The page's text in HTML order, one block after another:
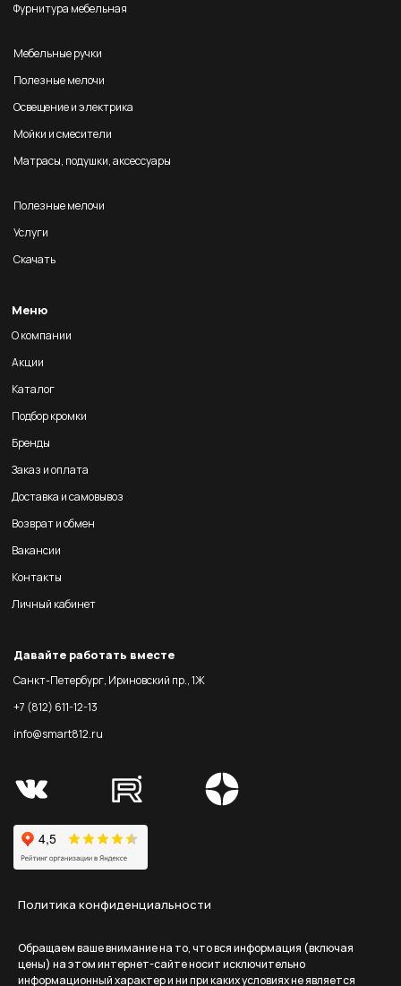
Фурнитура мебельная
Мебельные ручки
Полезные мелочи
Освещение и электрика
Мойки и смесители
Матрасы, подушки, аксессуары
Полезные мелочи
Услуги
Скачать
Меню
О компании
Акции
Каталог
Подбор кромки
Бренды
Заказ и оплата
Доставка и самовывоз
Возврат и обмен
Вакансии
Контакты
Личный кабинет
Давайте работать вместе
Санкт-Петербург, Ириновский пр., 1Ж
+7 (812) 611-12-13
info@smart812.ru
Политика конфиденциальности
Обращаем ваше внимание на то, что вся информация (включая
цены) на этом интернет-сайте носит исключительно
информационный характер и ни при каких условиях не является